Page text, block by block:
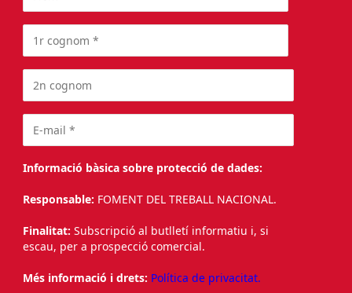
Informació bàsica sobre protecció de dades:
Responsable: FOMENT DEL TREBALL NACIONAL.
Finalitat: Subscripció al butlletí informatiu i, si
escau, per a prospecció comercial.
Més informació i drets: Política de privacitat.